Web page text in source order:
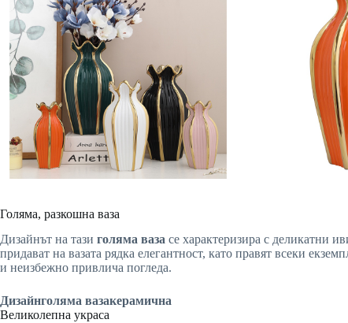
Голяма, разкошна ваза
Дизайнът на тази голяма ваза се характеризира с деликатни
придават на вазата рядка елегантност, като правят всеки
и неизбежно привлича погледа.
Дизайнголяма вазакерамична
Великолепна украса